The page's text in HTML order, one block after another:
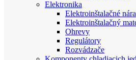
Elektronika
Elektroinštalačné
Elektroinštalačný
Ohrevy
Regulátory
Rozvádzače